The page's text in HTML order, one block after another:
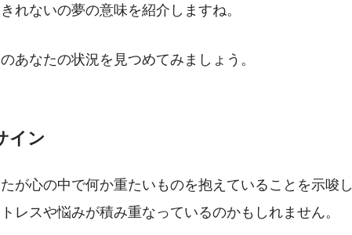
れないの夢の意味を紹介しますね。
あなたの状況を見つめてみましょう。
イン
が心の中で何か重たいものを抱えていることを示唆し
レスや悩みが積み重なっているのかもしれません。